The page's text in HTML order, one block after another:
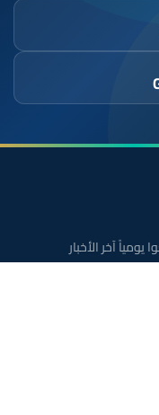
آخر الأخبار
من المغرب.